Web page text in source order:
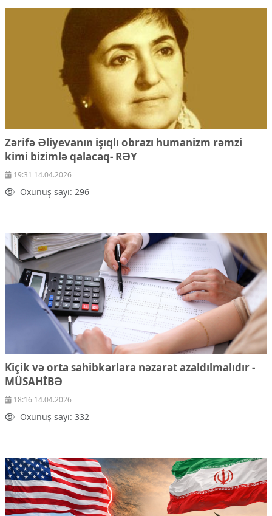
Əmək və sosial siyasət
Kənd təsərrüfatı
Hərbi sənaye
Telekommunikasiya və nəqliyyat
Crossmedia.az - 1 yaş
Məhkəmə və hüquq
Ekologiya
Zəfər - 5
Gənclər və İdman
Media və QHT
Hadisə
Mənəvi dəyərlər
Texnologiya
Mətbuat-150
Əlaqə
Missiyamız
Zərifə Əliyevanın işıqlı obrazı humanizm rəmzi
kimi bizimlə qalacaq- RƏY
19:31 14.04.2026
Oxunuş sayı: 296
Kiçik və orta sahibkarlara nəzarət azaldılmalıdır-
MÜSAHİBƏ
18:16 14.04.2026
Oxunuş sayı: 332